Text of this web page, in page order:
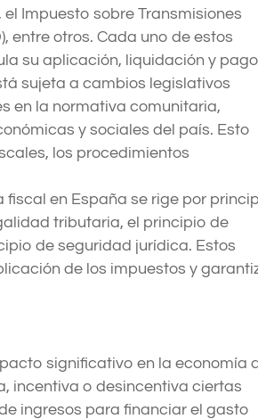
el Impuesto sobre Transmisiones
entre otros. Cada uno de estos
su aplicación, liquidación y
sujeta a cambios legislativos
en la normativa comunitaria,
y sociales del país. Esto
los procedimientos
fiscal en España se rige por
tributaria, el principio de
de seguridad jurídica. Estos
de los impuestos y
significativo en la economía
incentiva o desincentiva ciertas
ingresos para financiar el gasto